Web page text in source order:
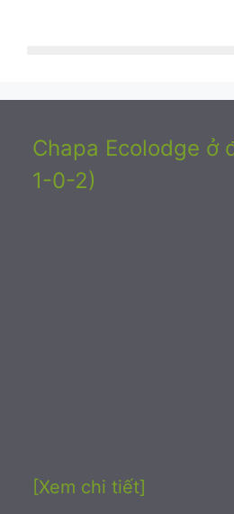
Chapa Ecolodge ở
1-0-2)
[Xem chi tiết]